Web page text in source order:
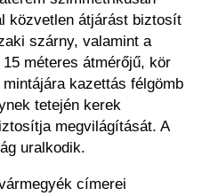
közvetlen átjárást biztosít
szárny, valamint a
méteres átmérőjű, kör
kazettás félgömb
tetején kerek
megvilágítását. A
uralkodik.
címerei